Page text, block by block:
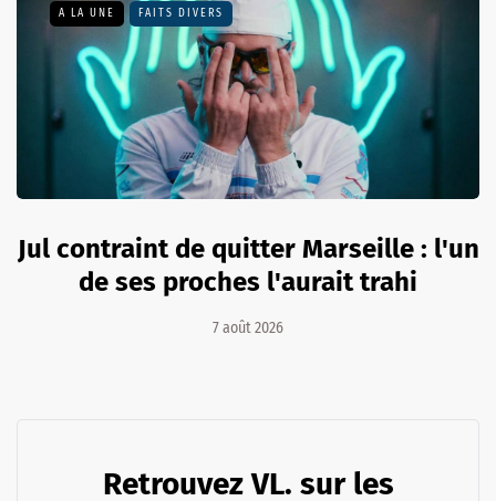
A LA UNE FAITS DIVERS
Jul contraint de quitter Marseille : l'un
de ses proches l'aurait trahi
7 août 2026
Retrouvez VL. sur les